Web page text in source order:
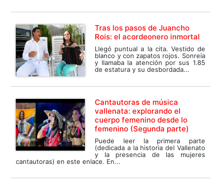
Tras los pasos de Juancho
Rois: el acordeonero inmortal
Llegó puntual a la cita. Vestido de
blanco y con zapatos rojos. Sonreía
y llamaba la atención por sus 1.85
de estatura y su desbordada...
Cantautoras de música
vallenata: explorando el
cuerpo femenino desde lo
femenino (Segunda parte)
Puede leer la primera parte
(dedicada a la historia del Vallenato
y la presencia de las mujeres
cantautoras) en este enlace. En...